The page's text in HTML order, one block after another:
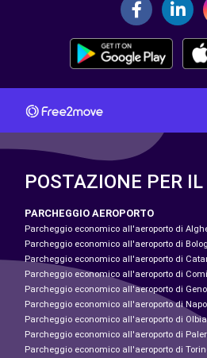
POSTAZIONE PER IL
PARCHEGGIO AEROPORTO
Parcheggio economico all'aeroporto di
Parcheggio economico all'aeroporto di
Parcheggio economico all'aeroporto di
Parcheggio economico all'aeroporto di
Parcheggio economico all'aeroporto di
Parcheggio economico all'aeroporto di
Parcheggio economico all'aeroporto di Olbia
Parcheggio economico all'aeroporto di
Parcheggio economico all'aeroporto di